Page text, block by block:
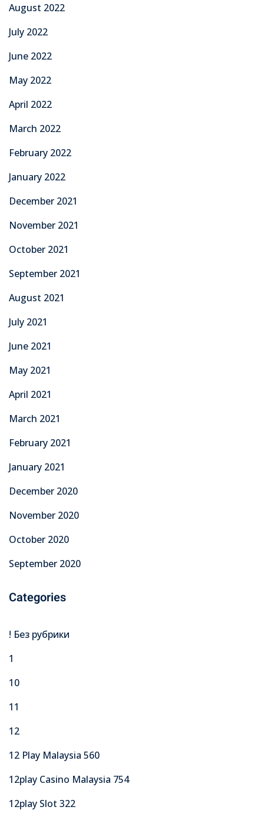
August 2022
July 2022
June 2022
May 2022
April 2022
March 2022
February 2022
January 2022
December 2021
November 2021
October 2021
September 2021
August 2021
July 2021
June 2021
May 2021
April 2021
March 2021
February 2021
January 2021
December 2020
November 2020
October 2020
September 2020
Categories
! Без рубрики
1
10
11
12
12 Play Malaysia 560
12play Casino Malaysia 754
12play Slot 322